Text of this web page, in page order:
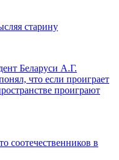
старину
Беларуси А.Г.
что если проиграет
проиграют
соотечественников в